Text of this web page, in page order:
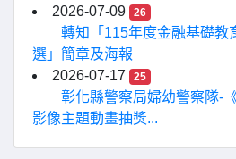
2026-07-09
26
轉知「115年度金融基礎教
選」簡章及海報
2026-07-17
25
彰化縣警察局婦幼警察隊-
影像主題動畫抽獎...